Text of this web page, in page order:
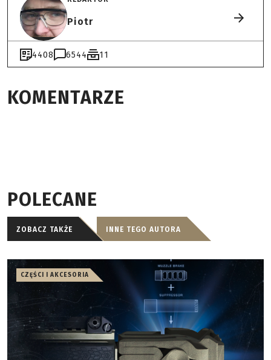
Piotr
4408 6544 11
KOMENTARZE
POLECANE
ZOBACZ TAKŻE INNE TEGO AUTORA
CZĘŚCI I AKCESORIA